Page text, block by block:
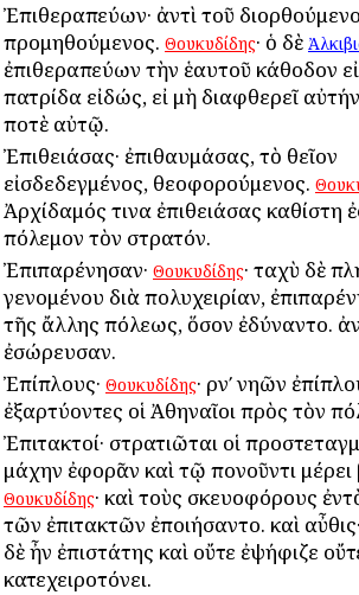
Ἐπιθεραπεύων· ἀντὶ τοῦ
προμηθούμενος. Θουκυδίδης· ὁ δὲ
ἐπιθεραπεύων τὴν ἑαυτοῦ κάθοδον
πατρίδα εἰδώς, εἰ μὴ διαφθερεῖ
ποτὲ αὐτῷ.
Ἐπιθειάσας· ἐπιθαυμάσας, τὸ θεῖον
εἰσδεδεγμένος, θεοφορούμενος.
Ἀρχίδαμός τινα ἐπιθειάσας καθίστη
πόλεμον τὸν στρατόν.
Ἐπιπαρένησαν· Θουκυδίδης· ταχὺ δὲ
γενομένου διὰ πολυχειρίαν,
τῆς ἄλλης πόλεως, ὅσον ἐδύναντο.
ἐσώρευσαν.
Ἐπίπλους· Θουκυδίδης· ρνʹ νηῶν
ἐξαρτύοντες οἱ Ἀθηναῖοι πρὸς τὸν
Ἐπιτακτοί· στρατιῶται οἱ
μάχην ἐφορᾶν καὶ τῷ πονοῦντι μέρει
Θουκυδίδης· καὶ τοὺς σκευοφόρους
τῶν ἐπιτακτῶν ἐποιήσαντο. καὶ
δὲ ἦν ἐπιστάτης καὶ οὔτε ἐψήφιζε
κατεχειροτόνει.